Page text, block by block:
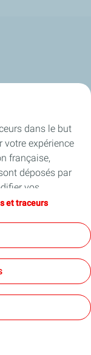
Cookies
dans le but
votre expérience
française,
déposés par
vos
« Gérer
cookies. Dans le
les cookies
du site
pouvez
et traceurs